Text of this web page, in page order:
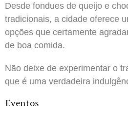
Desde fondues de queijo e
tradicionais, a cidade oferece
opções que certamente
de boa comida.
Não deixe de experimentar o
que é uma verdadeira
Eventos